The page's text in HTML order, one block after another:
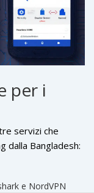
per i
servizi che
dalla Bangladesh:
e NordVPN